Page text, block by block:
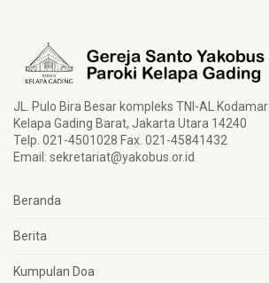
JL. Pulo Bira Besar kompleks TNI-AL Kodamar
Kelapa Gading Barat, Jakarta Utara 14240
Telp. 021-4501028 Fax. 021-45841432
Email: sekretariat@yakobus.or.id
Beranda
Berita
Kumpulan Doa